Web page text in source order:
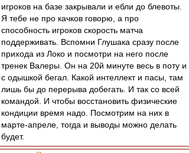
игроков на базе закрывали и ебли до блевоты.
Я тебе не про качков говорю, а про
способность игроков скорость матча
поддерживать. Вспомни Глушака сразу после
прихода из Локо и посмотри на него после
тренек Валеры. Он на 20й минуте весь в поту и
с одышкой бегал. Какой интеллект и пасы, там
лишь бы до перерыва добегать. И так со всей
командой. И чтобы восстановить физические
кондиции время надо. Посмотрим на них в
марте-апреле, тогда и выводы можно делать
будет.